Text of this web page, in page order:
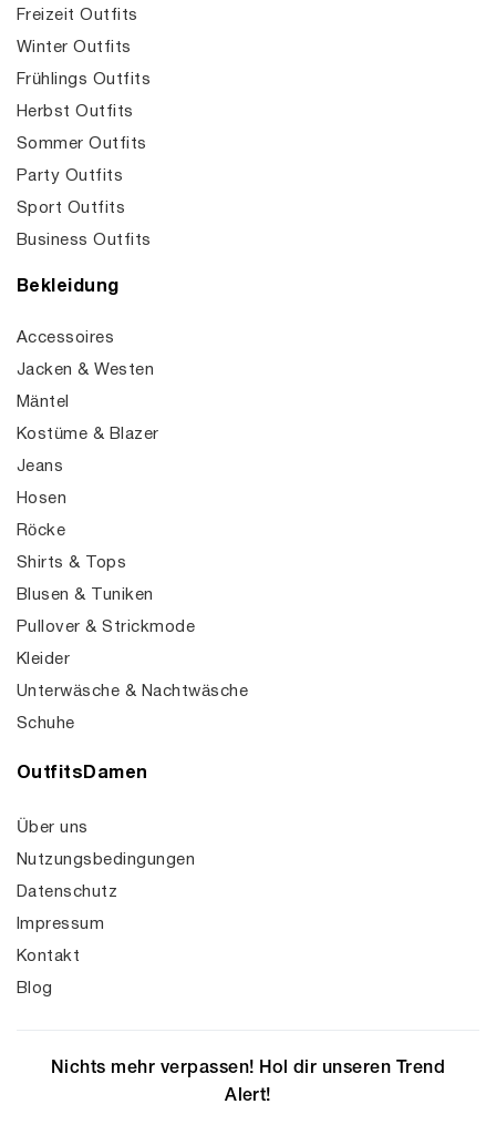
Freizeit Outfits
Winter Outfits
Frühlings Outfits
Herbst Outfits
Sommer Outfits
Party Outfits
Sport Outfits
Business Outfits
Bekleidung
Accessoires
Jacken & Westen
Mäntel
Kostüme & Blazer
Jeans
Hosen
Röcke
Shirts & Tops
Blusen & Tuniken
Pullover & Strickmode
Kleider
Unterwäsche & Nachtwäsche
Schuhe
OutfitsDamen
Über uns
Nutzungsbedingungen
Datenschutz
Impressum
Kontakt
Blog
Nichts mehr verpassen! Hol dir unseren Trend
Alert!